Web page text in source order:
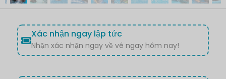
Xác nhận ngay lập tức
Nhận xác nhận ngay về vé ngay hôm nay!